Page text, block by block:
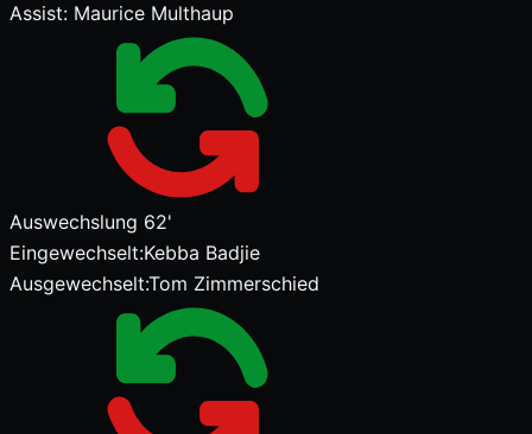
Assist: Maurice Multhaup
Auswechslung 62'
Eingewechselt:Kebba Badjie
Ausgewechselt:Tom Zimmerschied